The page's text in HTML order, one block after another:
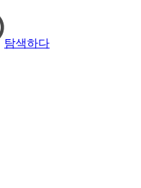
탐색하다